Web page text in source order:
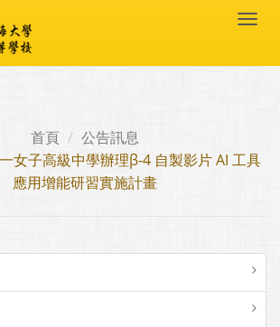
首頁
公告訊息
女子高級中學辦理β-4 自製影片 AI 工具
應用增能研習實施計畫